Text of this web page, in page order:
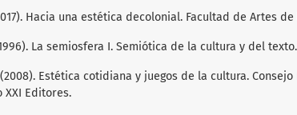
Hacia una estética decolonial. Facultad de Artes
La semiosfera I. Semiótica de la cultura y del
Estética cotidiana y juegos de la cultura.
XXI Editores.